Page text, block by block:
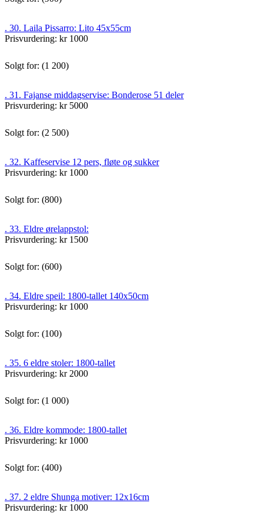
. 30. Laila Pissarro: Lito 45x55cm
Prisvurdering: kr 1000
Solgt for: (1 200)
. 31. Fajanse middagservise: Bonderose 51 deler
Prisvurdering: kr 5000
Solgt for: (2 500)
. 32. Kaffeservise 12 pers, fløte og sukker
Prisvurdering: kr 1000
Solgt for: (800)
. 33. Eldre ørelappstol:
Prisvurdering: kr 1500
Solgt for: (600)
. 34. Eldre speil: 1800-tallet 140x50cm
Prisvurdering: kr 1000
Solgt for: (100)
. 35. 6 eldre stoler: 1800-tallet
Prisvurdering: kr 2000
Solgt for: (1 000)
. 36. Eldre kommode: 1800-tallet
Prisvurdering: kr 1000
Solgt for: (400)
. 37. 2 eldre Shunga motiver: 12x16cm
Prisvurdering: kr 1000